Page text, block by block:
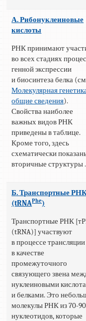
А. Рибонуклеиновые
кислоты
РНК принимают
во всех стадиях
генной экспрессии
и биосинтеза белка
Молекулярная
общие сведения).
Свойства наиболее
важных видов РНК
приведены в таблице.
Кроме того, здесь
схематически
вторичные структуры
Б. Транспортные
(tRNAPhe)
Транспортные РНК
(tRNA)] участвуют
в процессе трансляции
в качестве
промежуточного
связующего звена
нуклеиновыми
и белками. Это
молекулы РНК из 70-90
нуклеотидов, которые